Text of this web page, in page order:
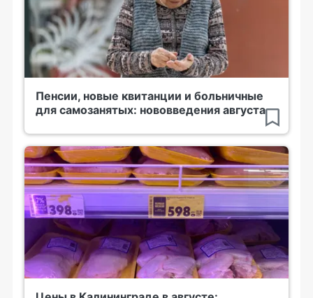
Пенсии, новые квитанции и больничные
для самозанятых: нововведения августа